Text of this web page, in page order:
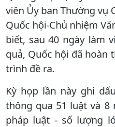
viên Ủy ban Thường vụ
Quốc hội-Chủ nhiệm
biết, sau 40 ngày làm
quả, Quốc hội đã hoàn
trình đề ra.
Kỳ họp lần này ghi
thông qua 51 luật và 8
pháp luật - số lượng